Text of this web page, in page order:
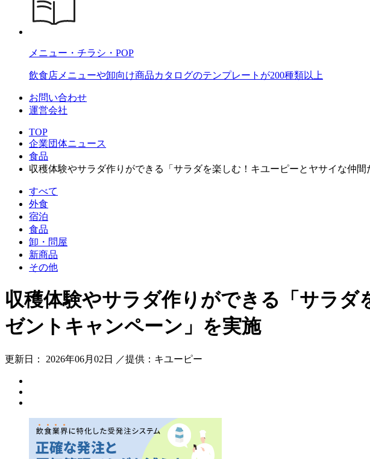
メニュー・チラシ・POP
飲食店メニューや卸向け商品カタログのテンプレートが200種類以上
お問い合わせ
運営会社
TOP
企業団体ニュース
食品
収穫体験やサラダ作りができる「サラダを楽しむ！キユーピーとヤサイな仲
すべて
外食
宿泊
食品
卸・問屋
新商品
その他
収穫体験やサラダ作りができる「サラ
ゼントキャンペーン」を実施
更新日： 2026年06月02日 ／提供：キユーピー